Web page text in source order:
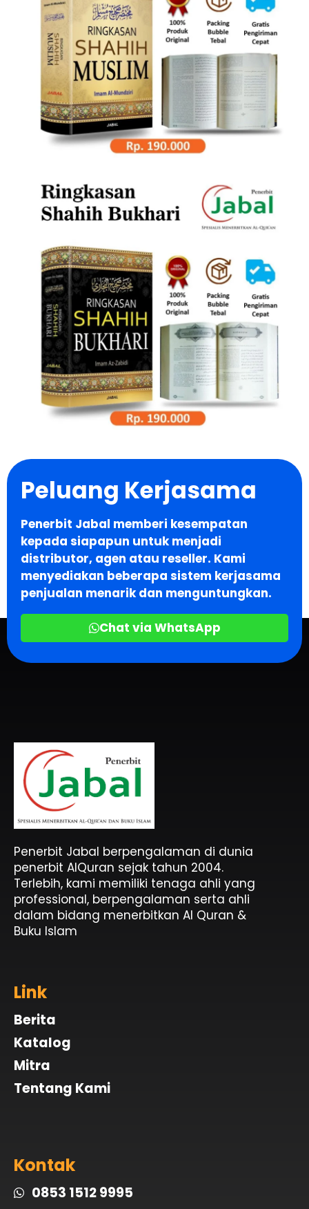
Peluang Kerjasama
Penerbit Jabal memberi kesempatan
kepada siapapun untuk menjadi
distributor, agen atau reseller. Kami
menyediakan beberapa sistem kerjasama
penjualan menarik dan menguntungkan.
Chat via WhatsApp
Penerbit Al Quran Jabal
Penerbit Al Quran & Buku Islam Berpengalaman Sejak 2004
Penerbit Jabal berpengalaman di dunia
penerbit AlQuran sejak tahun 2004.
Terlebih, kami memiliki tenaga ahli yang
professional, berpengalaman serta ahli
dalam bidang menerbitkan Al Quran &
Buku Islam
Link
Berita
Katalog
Mitra
Tentang Kami
Kontak
0853 1512 9995